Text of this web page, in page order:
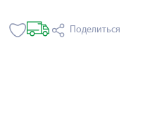
Поделиться